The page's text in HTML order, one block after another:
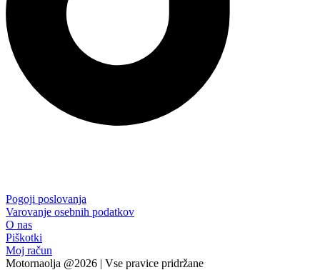
Pogoji poslovanja
Varovanje osebnih podatkov
O nas
Piškotki
Moj račun
Motornaolja @2026 | Vse pravice pridržane